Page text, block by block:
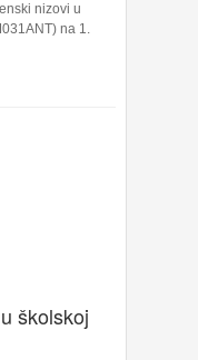
nizovi u
na 1.
školskoj